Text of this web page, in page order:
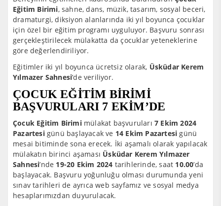
Eğitim Birimi, sahne, dans, müzik, tasarım, sosyal beceri,
dramaturgi, diksiyon alanlarında iki yıl boyunca çocuklar
için özel bir eğitim programı uyguluyor. Başvuru sonrası
gerçekleştirilecek mülakatta da çocuklar yeteneklerine
göre değerlendiriliyor.
Eğitimler iki yıl boyunca ücretsiz olarak, Üsküdar Kerem
Yılmazer Sahnesi’de veriliyor.
ÇOCUK EĞİTİM BİRİMİ
BAŞVURULARI 7 EKİM’DE
Çocuk Eğitim Birimimülakat başvuruları7 Ekim 2024
Pazartesigünü başlayacak ve 14 Ekim Pazartesi günü
mesai bitiminde sona erecek. İki aşamalı olarak yapılacak
mülakatın birinci aşaması Üsküdar Kerem Yılmazer
Sahnesi’nde 19-20 Ekim 2024 tarihlerinde, saat 10.00’da
başlayacak. Başvuru yoğunluğu olması durumunda yeni
sınav tarihleri de ayrıca web sayfamız ve sosyal medya
hesaplarımızdan duyurulacak.